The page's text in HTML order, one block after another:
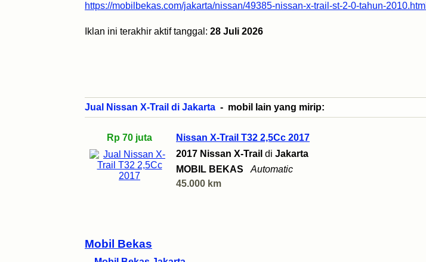
Mobil Bekas
https://mobilbekas.com/jakarta/nissan/49385-nissan-x-trail-st-2-0-tahun-2010.html
Iklan ini terakhir aktif tanggal: 28 Juli 2026
Jual Nissan X-Trail di Jakarta - mobil lain yang mirip:
Rp 70 juta
Nissan X-Trail T32 2,5Cc 2017
2017 Nissan X-Trail di Jakarta
MOBIL BEKAS
Automatic
45.000 km